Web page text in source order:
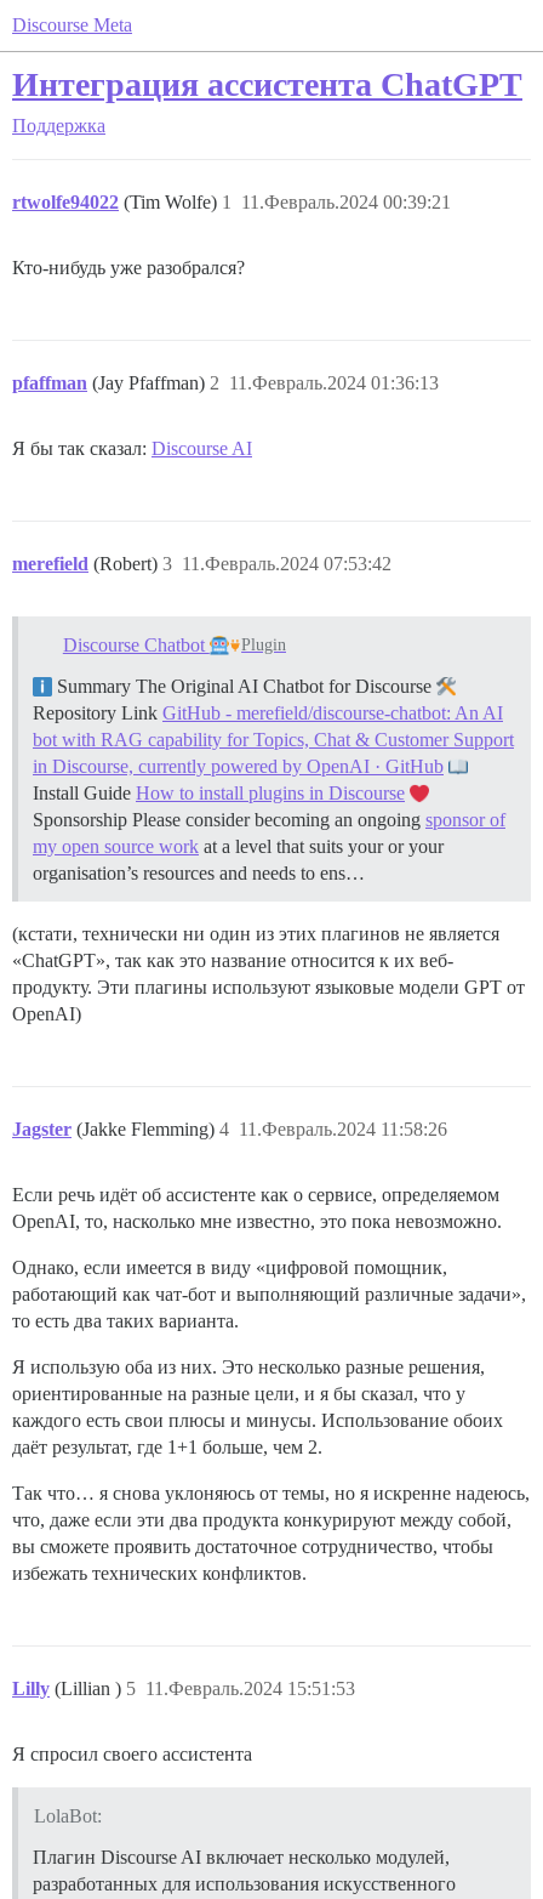
Discourse Meta
Интеграция ассистента ChatGPT
Поддержка
rtwolfe94022 (Tim Wolfe) 11.Февраль.2024 00:39:21
1
Кто-нибудь уже разобрался?
pfaffman (Jay Pfaffman) 11.Февраль.2024 01:36:13
2
Я бы так сказал: Discourse AI
merefield (Robert) 11.Февраль.2024 07:53:42
3
Discourse Chatbot Plugin
Summary The Original AI Chatbot for Discourse
Repository Link GitHub - merefield/discourse-chatbot: An AI
bot with RAG capability for Topics, Chat & Customer Support
in Discourse, currently powered by OpenAI · GitHub
Install Guide How to install plugins in Discourse
Sponsorship Please consider becoming an ongoing sponsor of
my open source work at a level that suits your or your
organisation’s resources and needs to ens…
(кстати, технически ни один из этих плагинов не является
«ChatGPT», так как это название относится к их веб-
продукту. Эти плагины используют языковые модели GPT от
OpenAI)
Jagster (Jakke Flemming) 11.Февраль.2024 11:58:26
4
Если речь идёт об ассистенте как о сервисе, определяемом
OpenAI, то, насколько мне известно, это пока невозможно.
Однако, если имеется в виду «цифровой помощник,
работающий как чат-бот и выполняющий различные задачи»,
то есть два таких варианта.
Я использую оба из них. Это несколько разные решения,
ориентированные на разные цели, и я бы сказал, что у
каждого есть свои плюсы и минусы. Использование обоих
даёт результат, где 1+1 больше, чем 2.
Так что… я снова уклоняюсь от темы, но я искренне надеюсь,
что, даже если эти два продукта конкурируют между собой,
вы сможете проявить достаточное сотрудничество, чтобы
избежать технических конфликтов.
Lilly (Lillian ) 11.Февраль.2024 15:51:53
5
Я спросил своего ассистента
LolaBot:
Плагин Discourse AI включает несколько модулей,
разработанных для использования искусственного